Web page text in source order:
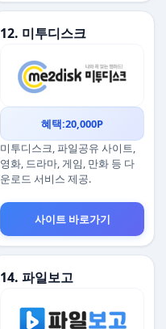
12. 미투디스크
혜택:20,000P
미투디스크, 파일공유 사이트,
영화, 드라마, 게임, 만화 등 다
운로드 서비스 제공.
사이트 바로가기
14. 파일보고